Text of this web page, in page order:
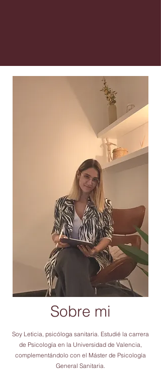
Sobre mi
Soy Leticia, psicóloga sanitaria. Estudié la carrera
de Psicología en la Universidad de Valencia,
complementándolo con el Máster de Psicología
General Sanitaria.